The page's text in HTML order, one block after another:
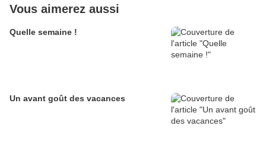
Vous aimerez aussi
Quelle semaine !
Un avant goût des vacances